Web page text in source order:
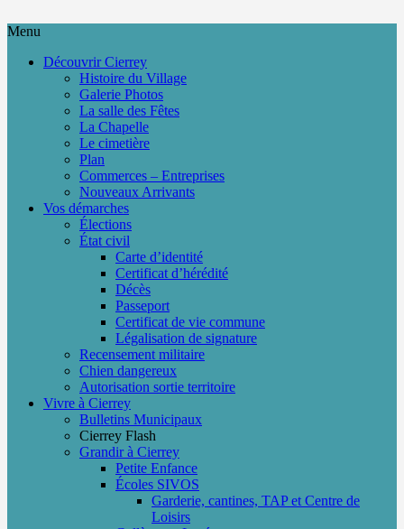
Menu
Découvrir Cierrey
Histoire du Village
Galerie Photos
La salle des Fêtes
La Chapelle
Le cimetière
Plan
Commerces – Entreprises
Nouveaux Arrivants
Vos démarches
Élections
État civil
Carte d’identité
Certificat d’hérédité
Décès
Passeport
Certificat de vie commune
Légalisation de signature
Recensement militaire
Chien dangereux
Autorisation sortie territoire
Vivre à Cierrey
Bulletins Municipaux
Cierrey Flash
Grandir à Cierrey
Petite Enfance
Écoles SIVOS
Garderie, cantines, TAP et Centre de
Loisirs